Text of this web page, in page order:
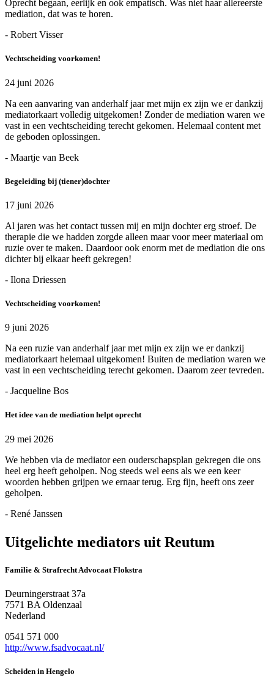
Oprecht begaan, eerlijk en ook empatisch. Was niet haar allereerste
mediation, dat was te horen.
- Robert Visser
Vechtscheiding voorkomen!
24 juni 2026
Na een aanvaring van anderhalf jaar met mijn ex zijn we er dankzij
mediatorkaart volledig uitgekomen! Zonder de mediation waren we
vast in een vechtscheiding terecht gekomen. Helemaal content met
de geboden oplossingen.
- Maartje van Beek
Begeleiding bij (tiener)dochter
17 juni 2026
Al jaren was het contact tussen mij en mijn dochter erg stroef. De
therapie die we hadden zorgde alleen maar voor meer materiaal om
ruzie over te maken. Daardoor ook enorm met de mediation die ons
dichter bij elkaar heeft gekregen!
- Ilona Driessen
Vechtscheiding voorkomen!
9 juni 2026
Na een ruzie van anderhalf jaar met mijn ex zijn we er dankzij
mediatorkaart helemaal uitgekomen! Buiten de mediation waren we
vast in een vechtscheiding terecht gekomen. Daarom zeer tevreden.
- Jacqueline Bos
Het idee van de mediation helpt oprecht
29 mei 2026
We hebben via de mediator een ouderschapsplan gekregen die ons
heel erg heeft geholpen. Nog steeds wel eens als we een keer
woorden hebben grijpen we ernaar terug. Erg fijn, heeft ons zeer
geholpen.
- René Janssen
Uitgelichte mediators uit Reutum
Familie & Strafrecht Advocaat Flokstra
Deurningerstraat 37a
7571 BA Oldenzaal
Nederland
0541 571 000
http://www.fsadvocaat.nl/
Scheiden in Hengelo